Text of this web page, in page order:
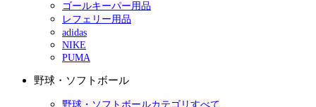
ゴールキーパー用品
レフェリー用品
adidas
NIKE
PUMA
野球・ソフトボール
野球・ソフトボールカテゴリすべて